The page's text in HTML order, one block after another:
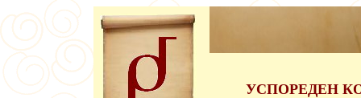
УСПОРЕДЕН